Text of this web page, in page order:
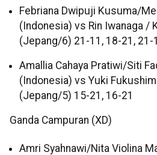
Febriana Dwipuji Kusuma/
(Indonesia) vs Rin Iwanaga /
(Jepang/6) 21-11, 18-21, 21-
Amallia Cahaya Pratiwi/Siti
(Indonesia) vs Yuki
(Jepang/5) 15-21, 16-21
Ganda Campuran (XD)
Amri Syahnawi/Nita Violina